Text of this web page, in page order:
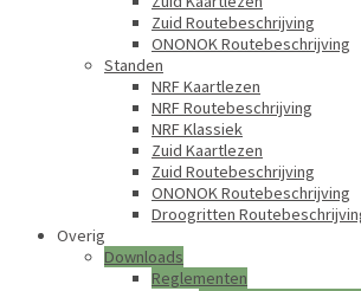
Zuid Routebeschrijving
ONONOK Routebeschrijving
Standen
NRF Kaartlezen
NRF Routebeschrijving
NRF Klassiek
Zuid Kaartlezen
Zuid Routebeschrijving
ONONOK Routebeschrijving
Droogritten
Overig
Downloads
Reglementen